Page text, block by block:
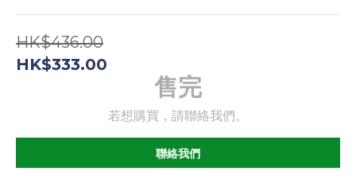
HK$436.00
HK$333.00
售完
若想購買，請聯絡我們。
聯絡我們